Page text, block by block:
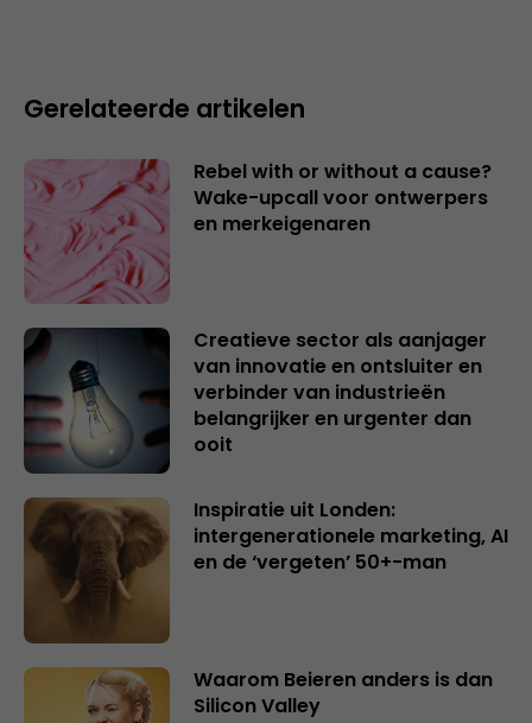
Gerelateerde artikelen
Rebel with or without a cause?
Wake-upcall voor ontwerpers
en merkeigenaren
Creatieve sector als aanjager
van innovatie en ontsluiter en
verbinder van industrieën
belangrijker en urgenter dan
ooit
Inspiratie uit Londen:
intergenerationele marketing, AI
en de ‘vergeten’ 50+-man
Waarom Beieren anders is dan
Silicon Valley